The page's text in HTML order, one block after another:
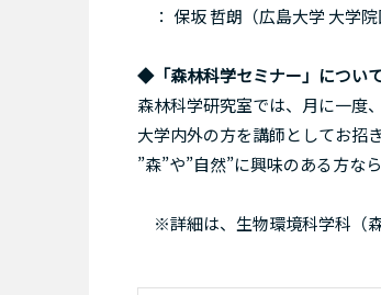
： 保坂 哲朗（広島大学 大学院
◆「森林科学セミナー」につい
森林科学研究室では、月に一度
大学内外の方を講師としてお招
”森”や”自然”に興味のある方な
※詳細は、生物環境科学科（